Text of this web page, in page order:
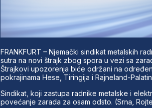
FRANKFURT – Njemački sindikat metalskih
sutra na novi štrajk zbog spora u vezi sa
Štrajkovi upozorenja biće održani na
pokrajinama Hese, Tiringija i Rajneland-
Sindikat, koji zastupa radnike metalske i
povećanje zarada za osam odsto. (Srna,